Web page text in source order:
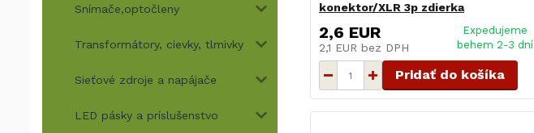
Snímače,optočleny
Transformátory, cievky, tlmivky
Sieťové zdroje a napájače
LED pásky a príslušenstvo
konektor/XLR 3p zdierka
2,6 EUR
2,1 EUR bez DPH
Expedujeme
behem 2-3 dní
Pridať do košíka